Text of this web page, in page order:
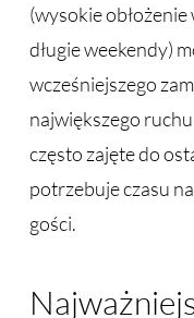
(wysokie
długie weekendy)
wcześniejszego
największego
często zajęte do
potrzebuje czasu
gości.